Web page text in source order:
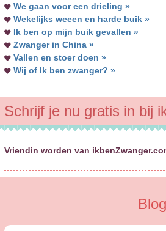
We gaan voor een drieling »
Wekelijks weeen en harde buik »
Ik ben op mijn buik gevallen »
Zwanger in China »
Vallen en stoer doen »
Wij of Ik ben zwanger? »
Schrijf je nu gratis in bij
Vriendin worden van